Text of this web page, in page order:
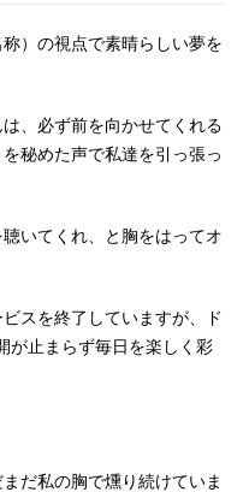
）の視点で素晴らしい夢を
、必ず前を向かせてくれる
秘めた声で私達を引っ張っ
いてくれ、と胸をはってオ
スを終了していますが、ド
が止まらず毎日を楽しく彩
だ私の胸で燻り続けていま